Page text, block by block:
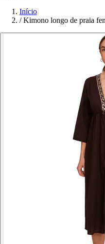
Início
/ Kimono longo de praia